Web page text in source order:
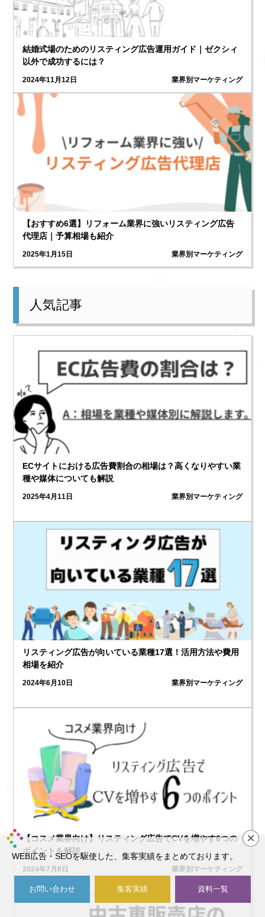
結婚式場のためのリスティング広告運用ガイド｜ゼクシィ
以外で成功するには？
2024年11月12日 業界別マーケティング
【おすすめ6選】リフォーム業界に強いリスティング広告
代理店｜予算相場も紹介
2025年1月15日 業界別マーケティング
人気記事
ECサイトにおける広告費割合の相場は？高くなりやすい業
種や媒体についても解説
2025年4月11日 業界別マーケティング
1
リスティング広告が向いている業種17選！活用方法や費用
相場を紹介
2024年6月10日 業界別マーケティング
2
【コスメ業界向け】リスティング広告でCVを増やす6つの
ポイントを解説
2024年7月8日 業界別マーケティング
3
×
WEB広告・SEOを駆使した、集客実績をまとめております。
お問い合わせ 集客実績 資料一覧